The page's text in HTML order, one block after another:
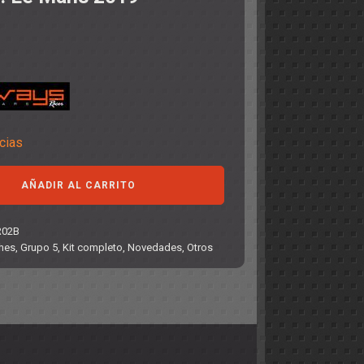
AÑADIR AL CARRITO
, Grupo 5, Kit completo, Novedades, Otros